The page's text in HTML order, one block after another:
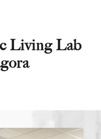
Living Lab